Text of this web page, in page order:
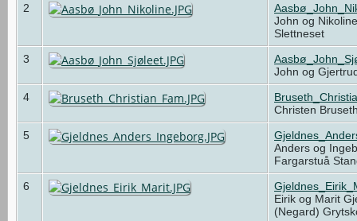
2
John og
Slettneset
3
John og
4
Christen
5
Anders og
Fargarstuå
6
Eirik og Marit
(Negard)